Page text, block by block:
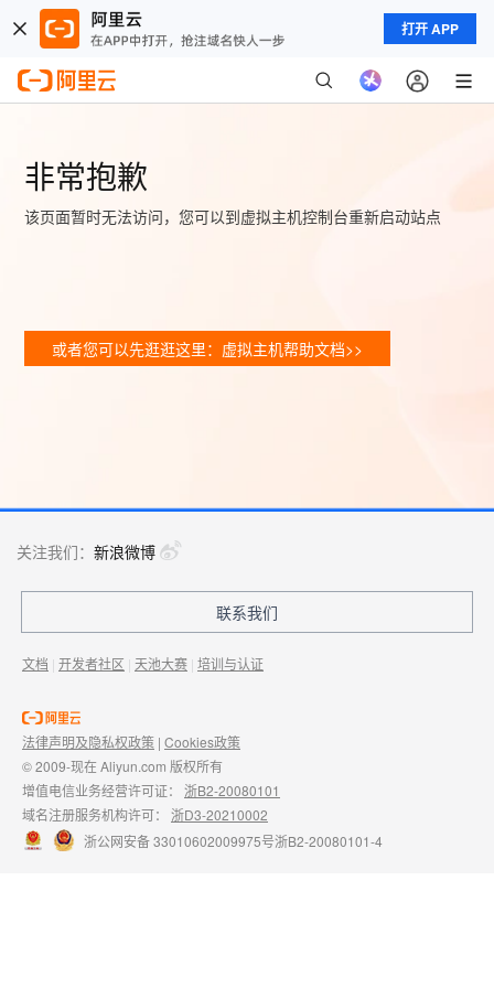
打开 APP
非常抱歉
该页面暂时无法访问，您可以到虚拟主机控制台重新启动站点
或者您可以先逛逛这里：虚拟主机帮助文档>>